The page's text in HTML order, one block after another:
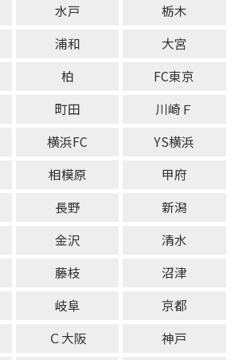
水戸
栃木
浦和
大宮
柏
FC東京
町田
川崎Ｆ
横浜FC
YS横浜
相模原
甲府
長野
新潟
金沢
清水
藤枝
沼津
岐阜
京都
Ｃ大阪
神戸